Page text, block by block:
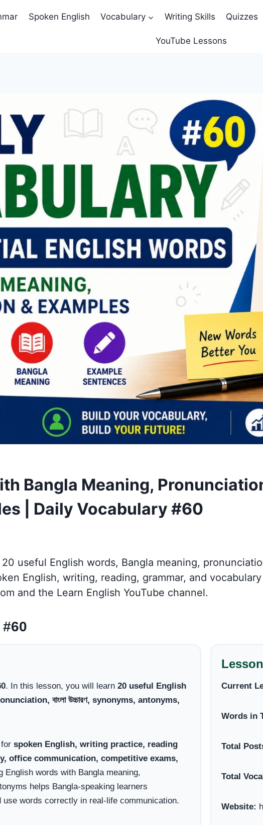
Spoken English Vocabulary Writing Skills Quizzes
YouTube Lessons
Bangla Meaning,
| Daily Vocabulary #60
useful English words, Bangla meaning,
English, writing, reading, grammar, and
and the Learn English YouTube channel.
. In this lesson, you will learn 20 useful English
বাংলা উচ্চারণ, synonyms, antonyms,
spoken English, writing practice, reading
office communication, competitive exams,
English words with Bangla meaning,
helps Bangla-speaking learners
words correctly in real-life communication.
Current
Words in
Total
Total
Website: